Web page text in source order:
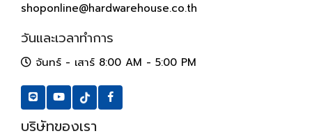
shoponline@hardwarehouse.co.th
วันและเวลาทำการ
จันทร์ - เสาร์ 8:00 AM - 5:00 PM
บริษัทของเรา